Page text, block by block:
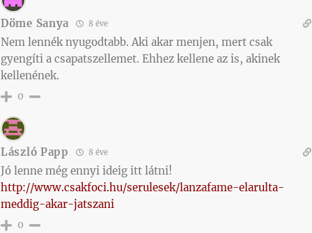
Döme Sanya 8 éve
Nem lennék nyugodtabb. Aki akar menjen, mert csak
gyengíti a csapatszellemet. Ehhez kellene az is, akinek
kellenének.
0
László Papp 8 éve
Jó lenne még ennyi ideig itt látni!
http://www.csakfoci.hu/serulesek/lanzafame-elarulta-
meddig-akar-jatszani
0